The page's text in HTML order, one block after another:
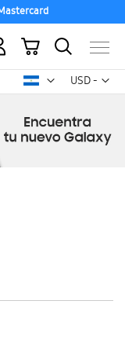
USD -
dólar
Mi carrito